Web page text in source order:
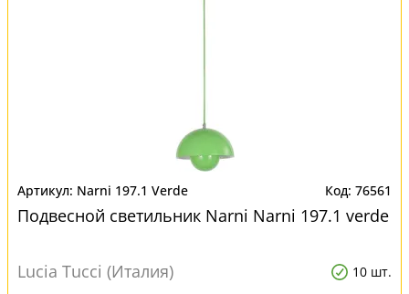
Narni 197.1 Verde 76561
Подвесной светильник Narni Narni 197.1 verde
Lucia Tucci (Италия) 10 шт.